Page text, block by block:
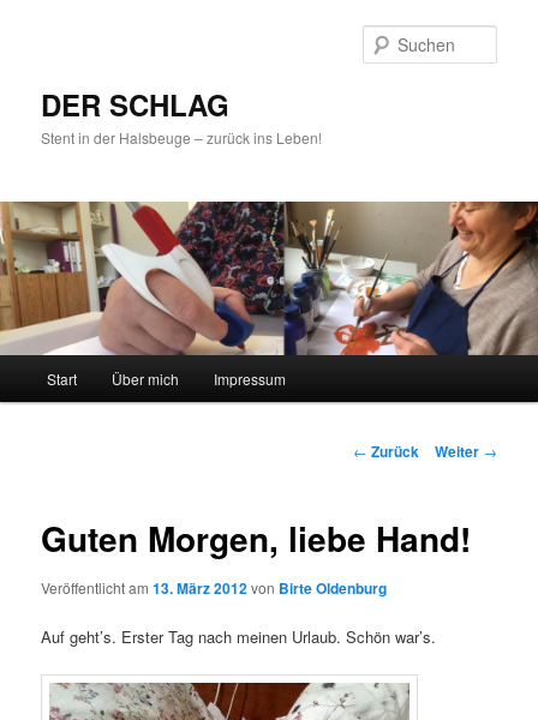
DER SCHLAG
Stent in der Halsbeuge – zurück ins Leben!
Zum
Start Über mich Impressum
Beitrags-
← Zurück Weiter →
Guten Morgen, liebe Hand!
Veröffentlicht am13. März 2012von Birte Oldenburg
Auf geht’s. Erster Tag nach meinen Urlaub. Schön war’s.